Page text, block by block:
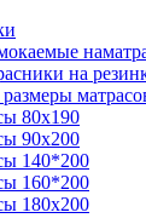
на
80x190
90x200
140*200
160*200
180x200